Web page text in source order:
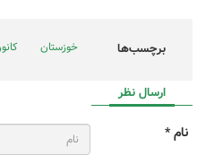
برچسب‌ها خوزستان
ارسال نظر
نام *